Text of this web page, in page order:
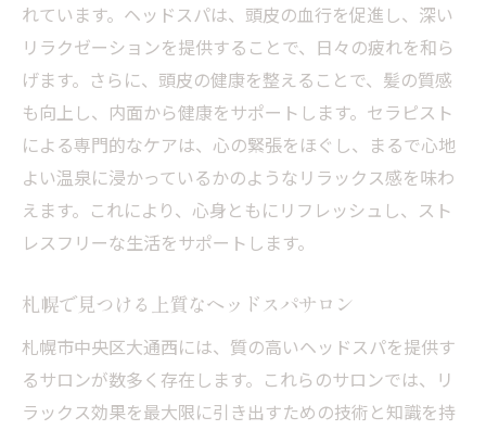
れています。ヘッドスパは、頭皮の血行を促進し、深い
リラクゼーションを提供することで、日々の疲れを和ら
げます。さらに、頭皮の健康を整えることで、髪の質感
も向上し、内面から健康をサポートします。セラピスト
による専門的なケアは、心の緊張をほぐし、まるで心地
よい温泉に浸かっているかのようなリラックス感を味わ
えます。これにより、心身ともにリフレッシュし、スト
レスフリーな生活をサポートします。
札幌で見つける上質なヘッドスパサロン
札幌市中央区大通西には、質の高いヘッドスパを提供す
るサロンが数多く存在します。これらのサロンでは、リ
ラックス効果を最大限に引き出すための技術と知識を持